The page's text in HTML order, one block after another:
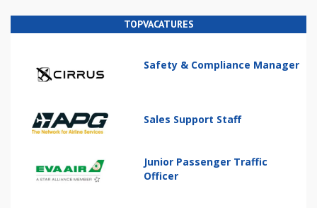
TOPVACATURES
Safety & Compliance Manager
Sales Support Staff
Junior Passenger Traffic
Officer